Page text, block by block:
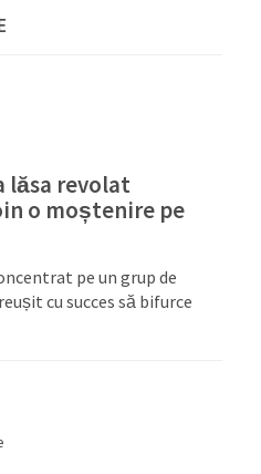
lăsa revolat
o moștenire pe
pe un grup de
cu succes să bifurce